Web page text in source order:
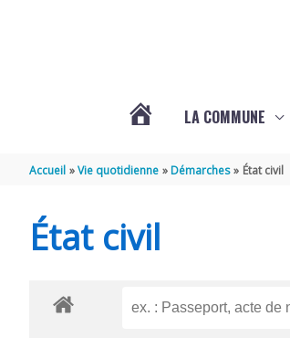
LA COMMUNE
Accueil Vie quotidienne Démarches État civil
État civil